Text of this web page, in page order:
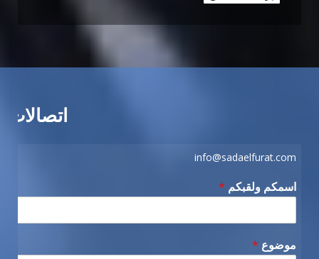
اتصالات
info@sadaelfurat.com
اسمكم ولقبكم *
موضوع *